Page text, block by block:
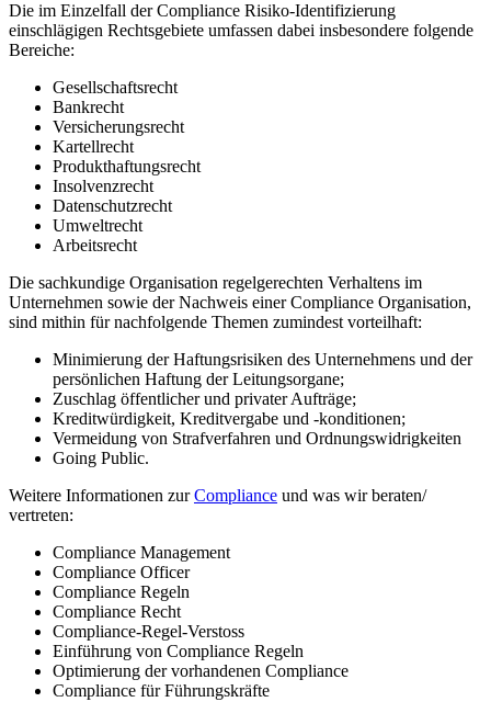
Die im Einzelfall der Compliance Risiko-Identifizierung
einschlägigen Rechtsgebiete umfassen dabei insbesondere folgende
Bereiche:
Gesellschaftsrecht
Bankrecht
Versicherungsrecht
Kartellrecht
Produkthaftungsrecht
Insolvenzrecht
Datenschutzrecht
Umweltrecht
Arbeitsrecht
Die sachkundige Organisation regelgerechten Verhaltens im
Unternehmen sowie der Nachweis einer Compliance Organisation,
sind mithin für nachfolgende Themen zumindest vorteilhaft:
Minimierung der Haftungsrisiken des Unternehmens und der
persönlichen Haftung der Leitungsorgane;
Zuschlag öffentlicher und privater Aufträge;
Kreditwürdigkeit, Kreditvergabe und -konditionen;
Vermeidung von Strafverfahren und Ordnungswidrigkeiten
Going Public.
Weitere Informationen zurCompliance und was wir beraten/
vertreten:
Compliance Management
Compliance Officer
Compliance Regeln
Compliance Recht
Compliance-Regel-Verstoss
Einführung von Compliance Regeln
Optimierung der vorhandenen Compliance
Compliance für Führungskräfte